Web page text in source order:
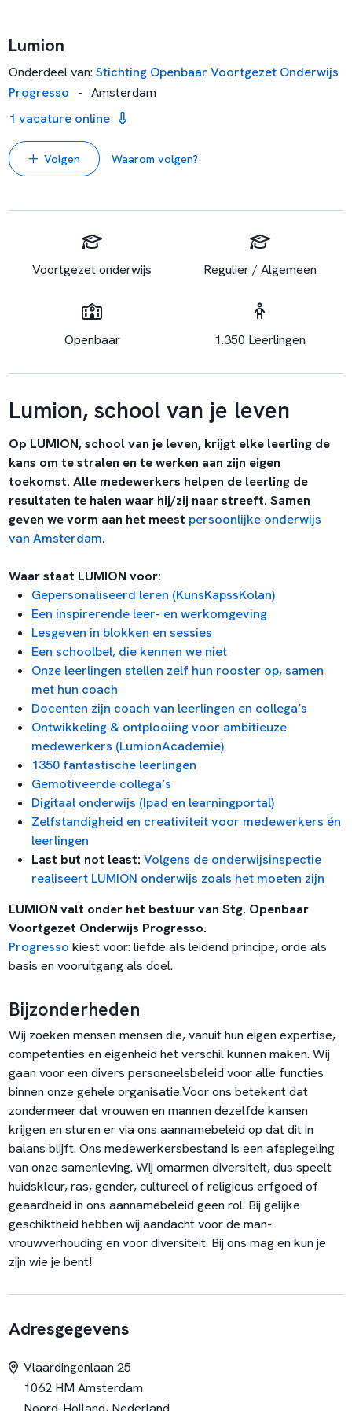
Lumion
Onderdeel van: Stichting Openbaar Voortgezet Onderwijs
Progresso
- Amsterdam
1 vacature online
Volgen Waarom volgen?
Voortgezet onderwijs Regulier / Algemeen
Openbaar 1.350 Leerlingen
Lumion, school van je leven
Op LUMION, school van je leven, krijgt elke leerling de
kans om te stralen en te werken aan zijn eigen
toekomst. Alle medewerkers helpen de leerling de
resultaten te halen waar hij/zij naar streeft. Samen
geven we vorm aan het meest persoonlijke onderwijs
van Amsterdam.
Waar staat LUMION voor:
Gepersonaliseerd leren (KunsKapssKolan)
Een inspirerende leer- en werkomgeving
Lesgeven in blokken en sessies
Een schoolbel, die kennen we niet
Onze leerlingen stellen zelf hun rooster op, samen
met hun coach
Docenten zijn coach van leerlingen en collega’s
Ontwikkeling & ontplooiing voor ambitieuze
medewerkers (LumionAcademie)
1350 fantastische leerlingen
Gemotiveerde collega’s
Digitaal onderwijs (Ipad en learningportal)
Zelfstandigheid en creativiteit voor medewerkers én
leerlingen
Last but not least: Volgens de onderwijsinspectie
realiseert LUMION onderwijs zoals het moeten zijn
LUMION valt onder het bestuur van Stg. Openbaar
Voortgezet Onderwijs Progresso.
Progresso kiest voor: liefde als leidend principe, orde als
basis en vooruitgang als doel.
Bijzonderheden
Wij zoeken mensen mensen die, vanuit hun eigen expertise,
competenties en eigenheid het verschil kunnen maken. Wij
gaan voor een divers personeelsbeleid voor alle functies
binnen onze gehele organisatie.Voor ons betekent dat
zondermeer dat vrouwen en mannen dezelfde kansen
krijgen en sturen er via ons aannamebeleid op dat dit in
balans blijft. Ons medewerkersbestand is een afspiegeling
van onze samenleving. Wij omarmen diversiteit, dus speelt
huidskleur, ras, gender, cultureel of religieus erfgoed of
geaardheid in ons aannamebeleid geen rol. Bij gelijke
geschiktheid hebben wij aandacht voor de man-
vrouwverhouding en voor diversiteit. Bij ons mag en kun je
zijn wie je bent!
Adresgegevens
Vlaardingenlaan 25
1062 HM Amsterdam